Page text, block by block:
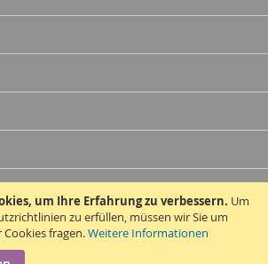
um Ihre Erfahrung zu verbessern. Um
zu erfüllen, müssen wir Sie um
fragen.Weitere Informationen